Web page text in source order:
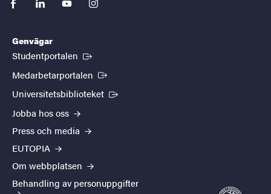
facebooklinkedinyoutubeinstagram
Genvägar
Studentportalen (Extern länk)
Medarbetarportalen (Extern länk)
Universitetsbiblioteket (Extern länk)
Jobba hos oss
Press och media
EUTOPIA
Om webbplatsen
Behandling av personuppgifter